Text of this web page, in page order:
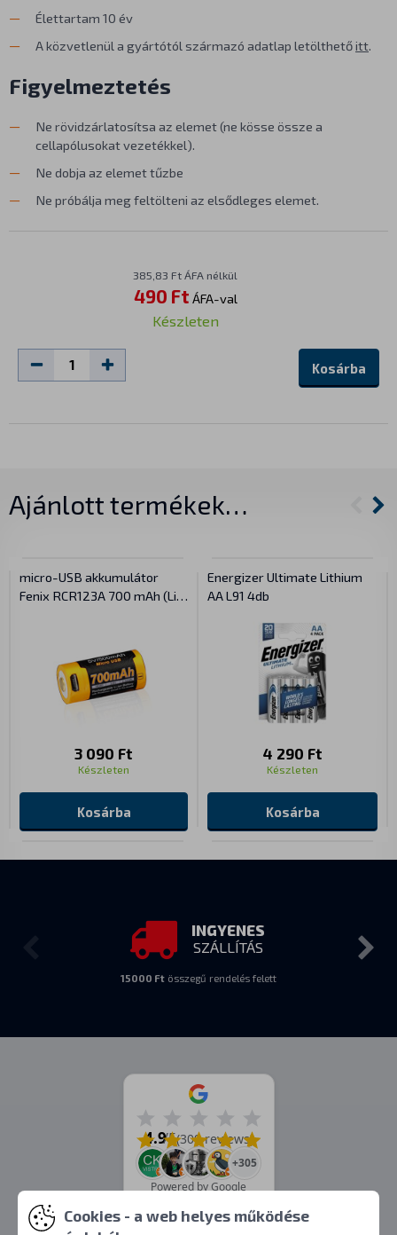
Élettartam 10 év
A közvetlenül a gyártótól származó adatlap letölthetőitt.
Figyelmeztetés
Ne rövidzárlatosítsa az elemet (ne kösse össze a
cellapólusokat vezetékkel).
Ne dobja az elemet tűzbe
Ne próbálja meg feltölteni az elsődleges elemet.
385,83 Ft ÁFA nélkül
490 Ft ÁFA-val
Készleten
Kosárba
Ajánlott termékek…
micro-USB akkumulátor
Fenix RCR123A 700 mAh (Li-
3 090 Ft
Készleten
Kosárba
Energizer Ultimate Lithium
AA L91 4db
4 290 Ft
Készleten
Kosárba
INGYENES
SZÁLLÍTÁS
15000 Ft összegű rendelés felett
4.9/5(309 reviews)
+305
Powered by Google
Cookies - a web helyes működése